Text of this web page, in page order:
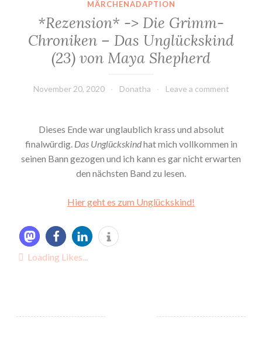
MÄRCHENADAPTION
*Rezension* -> Die Grimm-
Chroniken – Das Unglückskind
(23) von Maya Shepherd
November 20, 2020 Donatha Leave a comment
Dieses Ende war unglaublich krass und absolut
finalwürdig. Das Unglückskindhat mich vollkommen in
seinen Bann gezogen und ich kann es gar nicht erwarten
den nächsten Band zu lesen.
Hier geht es zum Unglückskind!
Loading Likes...